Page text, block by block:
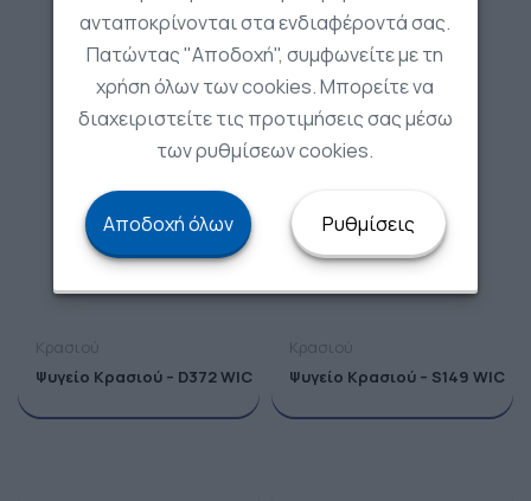
ανταποκρίνονται στα ενδιαφέροντά σας.
Πατώντας "Αποδοχή", συμφωνείτε με τη
χρήση όλων των cookies. Μπορείτε να
διαχειριστείτε τις προτιμήσεις σας μέσω
των ρυθμίσεων cookies.
Αποδοχή όλων Ρυθμίσεις
Κρασιού
Ψυγείο Κρασιού – D372 WIC
Κρασιού
Ψυγείο Κρασιού – S149 WIC